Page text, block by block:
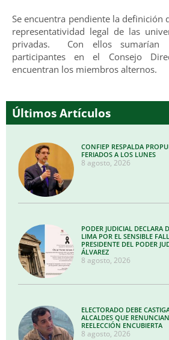
Se encuentra pendiente la definición
representatividad legal de las
privadas. Con ellos sumarían
participantes en el Consejo
encuentran los miembros alternos.
Últimos Artículos
CONFIEP RESPALDA
FERIADOS A LOS LUNES
8 agosto, 2026
PODER JUDICIAL DECLARA
LIMA POR EL SENSIBLE
PRESIDENTE DEL PODER
ÁLVAREZ
8 agosto, 2026
ELECTORADO DEBE
ALCALDES QUE
REELECCIÓN ENCUBIERTA
8 agosto, 2026